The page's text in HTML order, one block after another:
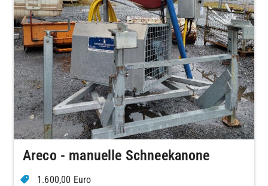
Areco - manuelle Schneekanone
1.600,00 Euro